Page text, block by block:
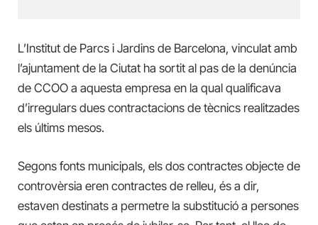
L’Institut de Parcs i Jardins de Barcelona, vinculat amb
l’ajuntament de la Ciutat ha sortit al pas de la denúncia
de CCOO a aquesta empresa en la qual qualificava
d’irregulars dues contractacions de tècnics realitzades
els últims mesos.
Segons fonts municipals, els dos contractes objecte de
controvèrsia eren contractes de relleu, és a dir,
estaven destinats a permetre la substitució a persones